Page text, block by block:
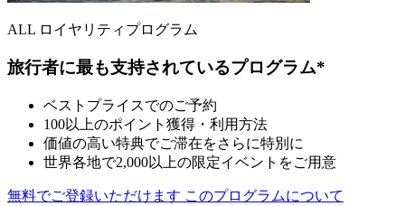
ALL ロイヤリティプログラム
旅行者に最も支持されているプログラム*
ベストプライスでのご予約
100以上のポイント獲得・利用方法
価値の高い特典でご滞在をさらに特別に
世界各地で2,000以上の限定イベントをご用意
無料でご登録いただけます このプログラムについて